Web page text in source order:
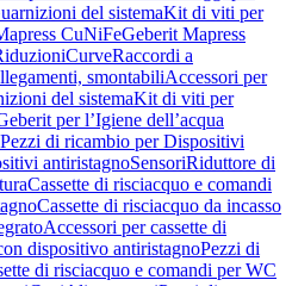
del sistemaKit di viti per
CuNiFeGeberit Mapress
CurveRaccordi a
smontabiliAccessori per
del sistemaKit di viti per
per l’Igiene dell’acqua
Pezzi di ricambio per Dispositivi
antiristagnoSensoriRiduttore di
Cassette di risciacquo e comandi
Cassette di risciacquo da incasso
Accessori per cassette di
dispositivo antiristagnoPezzi di
di risciacquo e comandi per WC